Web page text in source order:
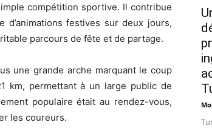
compétition sportive. Il contribue
d’animations festives sur deux jours,
parcours de fête et de partage.
une grande arche marquant le coup
km, permettant à un large public de
populaire était au rendez-vous,
les coureurs.